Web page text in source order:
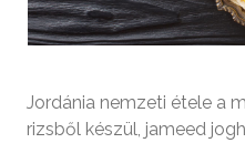
Jordánia nemzeti étele a
rizsből készül, jameed